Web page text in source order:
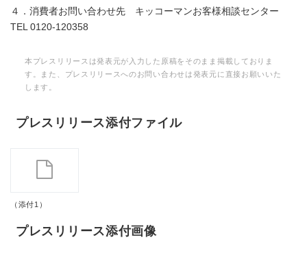
４．消費者お問い合わせ先 キッコーマンお客様相談センター
TEL 0120-120358
本プレスリリースは発表元が入力した原稿をそのまま掲載しておりま
す。また、プレスリリースへのお問い合わせは発表元に直接お願いいた
します。
プレスリリース添付ファイル
（添付1）
プレスリリース添付画像